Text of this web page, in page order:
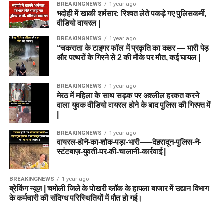
BREAKINGNEWS 1 year ago
भदोही में खाकी शर्मसार: रिश्वत लेते पकड़े गए पुलिसकर्मी,
वीडियो वायरल |
BREAKINGNEWS 1 year ago
“चकराता के टाइगर फॉल में प्रकृति का कहर — भारी पेड़
और पत्थरों के गिरने से 2 की मौके पर मौत, कई घायल |
BREAKINGNEWS 1 year ago
मेरठ में महिला के साथ सड़क पर अश्लील हरकत करने
वाला युवक वीडियो वायरल होने के बाद पुलिस की गिरफ्त में
BREAKINGNEWS 1 year ago
वायरल-होने-का-शौक-पड़ा-भारी-—-देहरादून-पुलिस-ने-
स्टंटबाज़-युवती-पर-की-चालानी-कार्रवाई |
BREAKINGNEWS 1 year ago
ब्रेकिंग न्यूज़ | चमोली जिले के पोखरी ब्लॉक के हापला बाजार में उद्यान विभाग
के कर्मचारी की संदिग्ध परिस्थितियों में मौत हो गई।